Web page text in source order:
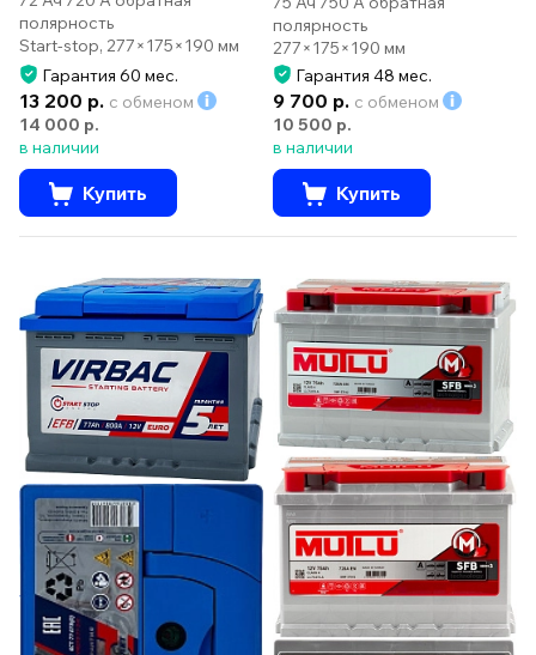
полярность
Start-stop, 277×175×190 мм
Гарантия 60 мес.
13 200 р. с обменом
14 000 р.
в наличии
Купить
полярность
277×175×190 мм
Гарантия 48 мес.
9 700 р. с обменом
10 500 р.
в наличии
Купить